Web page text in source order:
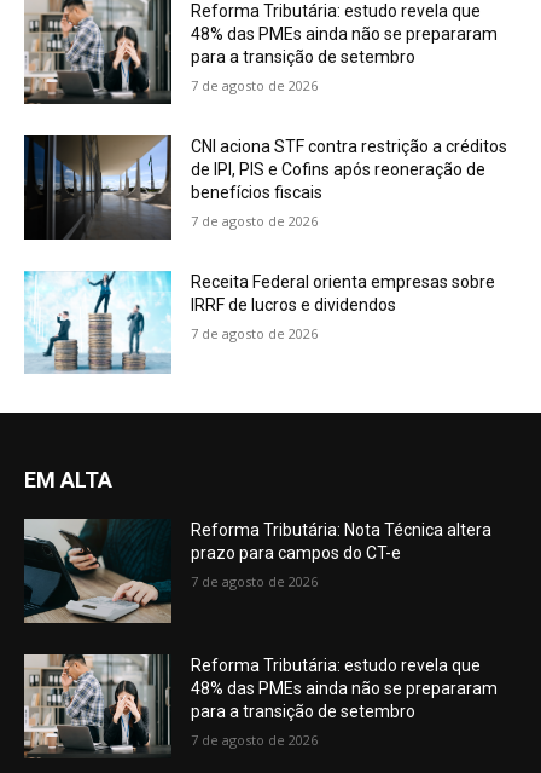
Reforma Tributária: estudo revela que
48% das PMEs ainda não se prepararam
para a transição de setembro
7 de agosto de 2026
CNI aciona STF contra restrição a créditos
de IPI, PIS e Cofins após reoneração de
benefícios fiscais
7 de agosto de 2026
Receita Federal orienta empresas sobre
IRRF de lucros e dividendos
7 de agosto de 2026
EM ALTA
Reforma Tributária: Nota Técnica altera
prazo para campos do CT-e
7 de agosto de 2026
Reforma Tributária: estudo revela que
48% das PMEs ainda não se prepararam
para a transição de setembro
7 de agosto de 2026